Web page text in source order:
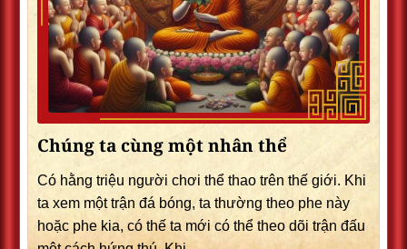
Chúng ta cùng một nhân thể
Có hằng triệu người chơi thể thao trên thế giới. Khi
ta xem một trận đá bóng, ta thường theo phe này
hoặc phe kia, có thế ta mới có thể theo dõi trận đấu